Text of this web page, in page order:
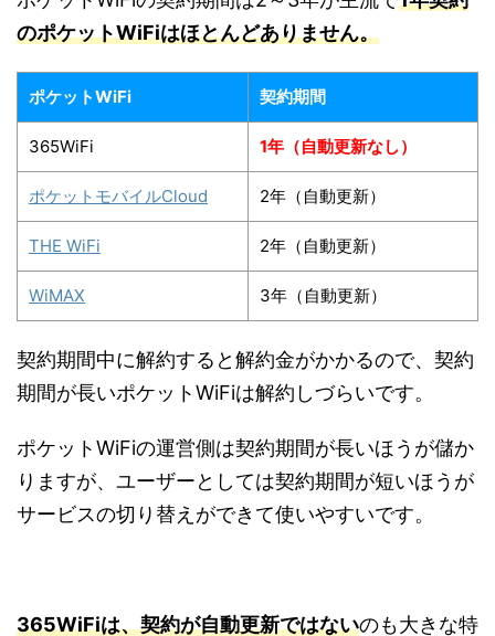
のポケットWiFiはほとんどありません。
ポケットWiFi 契約期間
365WiFi 1年（自動更新なし）
ポケットモバイルCloud 2年（自動更新）
THE WiFi 2年（自動更新）
WiMAX 3年（自動更新）
契約期間中に解約すると解約金がかかるので、契約
期間が長いポケットWiFiは解約しづらいです。
ポケットWiFiの運営側は契約期間が長いほうが儲か
りますが、ユーザーとしては契約期間が短いほうが
サービスの切り替えができて使いやすいです。
365WiFiは、契約が自動更新ではないのも大きな特